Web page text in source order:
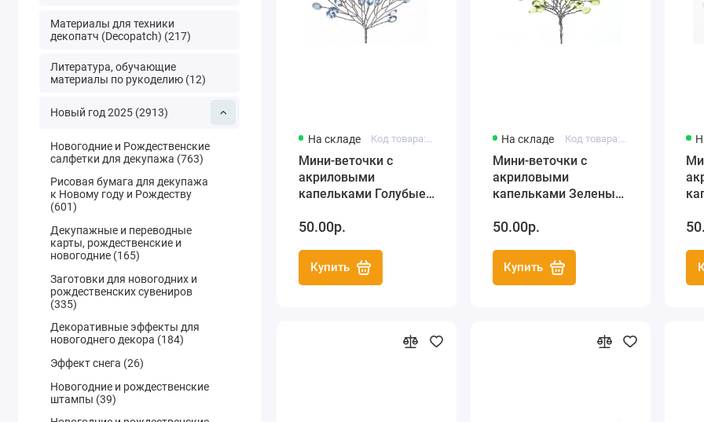
Материалы для техники
декопатч (Decopatch) (217)
Литература, обучающие
материалы по рукоделию (12)
Новый год 2025 (2913)
Новогодние и Рождественские
салфетки для декупажа (763)
Рисовая бумага для декупажа
к Новому году и Рождеству
(601)
Декупажные и переводные
карты, рождественские и
новогодние (165)
Заготовки для новогодних и
рождественских сувениров
(335)
Декоративные эффекты для
новогоднего декора (184)
Эффект снега (26)
Новогодние и рождественские
штампы (39)
На складе Код товара: SCB23325408
Мини-веточки с
акриловыми
капельками Голубые,
50.00р.
Купить
На складе Код товара: SCB23325405
Мини-веточки с
акриловыми
капельками Зеленые,
50.00р.
Купить